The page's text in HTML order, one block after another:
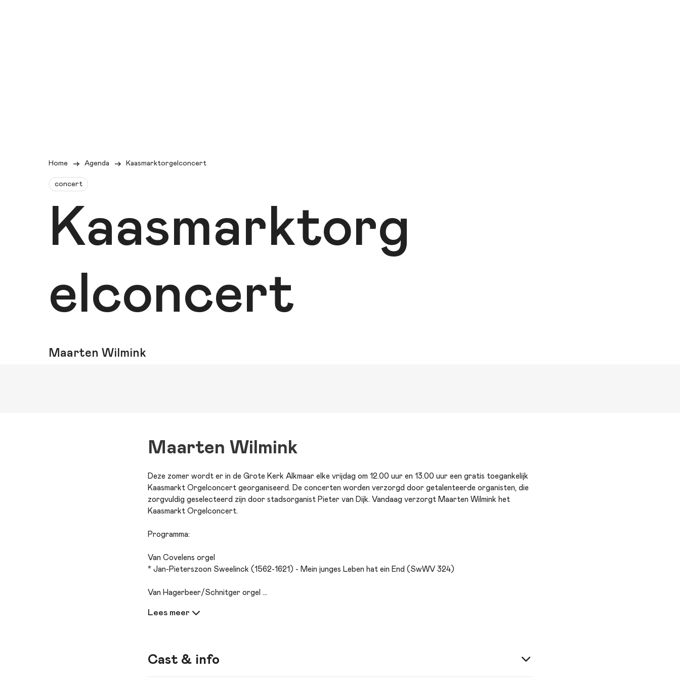
Home Agenda Kaasmarktorgelconcert
concert
Kaasmarktorg
elconcert
Maarten Wilmink
Maarten Wilmink
Deze zomer wordt er in de Grote Kerk Alkmaar elke vrijdag om 12.00 uur en 13.00 uur een gratis toegankelijk
Kaasmarkt Orgelconcert georganiseerd. De concerten worden verzorgd door getalenteerde organisten, die
zorgvuldig geselecteerd zijn door stadsorganist Pieter van Dijk. Vandaag verzorgt Maarten Wilmink het
Kaasmarkt Orgelconcert.
Programma:
Van Covelens orgel
* Jan-Pieterszoon Sweelinck (1562-1621) - Mein junges Leben hat ein End (SwWV 324)
Van Hagerbeer/Schnitger orgel
* Johann Nikolaus Hanff (1663-1711) - Auf meinen lieben Gott
Cast & info